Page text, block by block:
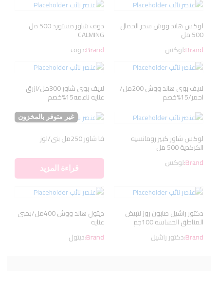
لوكس هاند ووش سحر الجمال
500 مل
Brand:لوكس
دوف شاور مستورد 500 مل
CALMING
Brand:دوف
لايف بوى هاند ووش 200مل/
احمر/15%خصم
لايف بوى شاور 300مل/ازرق
عنايه ناعمه15%خصم
لوكس شاور كبير رومانسيه
الكركدية 500 مل
Brand:لوكس
غير متوفر بالمخزون
فا شاور 250مل بنى/لوز
قراءة المزيد
دكتور راشيل صابون روز لتبيض
المناطق الحساسه 100جم
Brand:دكتور راشيل
ديتول هاند ووش 400مل/بمبى
عنايه
Brand:ديتول